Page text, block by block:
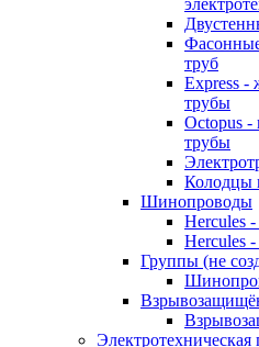
труб
Express -
трубы
Octopus -
трубы
Колодцы
Шинопроводы
Hercules
Hercules
Группы (не